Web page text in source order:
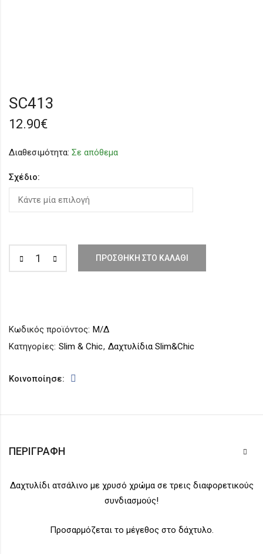
SC413
12.90€
Διαθεσιμότητα: Σε απόθεμα
Σχέδιο:
ΠΡΟΣΘΉΚΗ ΣΤΟ ΚΑΛΆΘΙ
Κωδικός προϊόντος: Μ/Δ
Κατηγορίες: Slim & Chic, Δαχτυλίδια Slim&Chic
Κοινοποίησε:
ΠΕΡΙΓΡΑΦΉ
Δαχτυλίδι ατσάλινο με χρυσό χρώμα σε τρεις διαφορετικούς
συνδιασμούς!
Προσαρμόζεται το μέγεθος στο δάχτυλο.